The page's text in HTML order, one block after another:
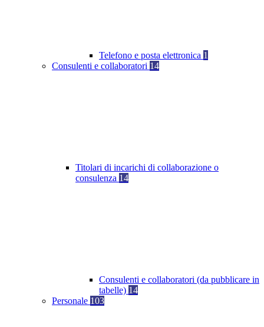
Telefono e posta elettronica 1
Consulenti e collaboratori 14
Titolari di incarichi di collaborazione o
consulenza 14
Consulenti e collaboratori (da pubblicare in
tabelle) 14
Personale 103